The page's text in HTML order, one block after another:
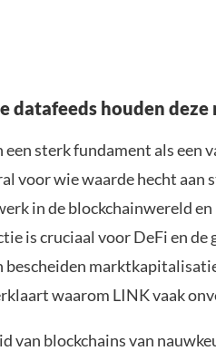
datafeeds houden
sterk fundament als een
voor wie waarde hecht aan
in de blockchainwereld
is cruciaal voor DeFi en de
bescheiden
waarom LINK vaak
van blockchains van